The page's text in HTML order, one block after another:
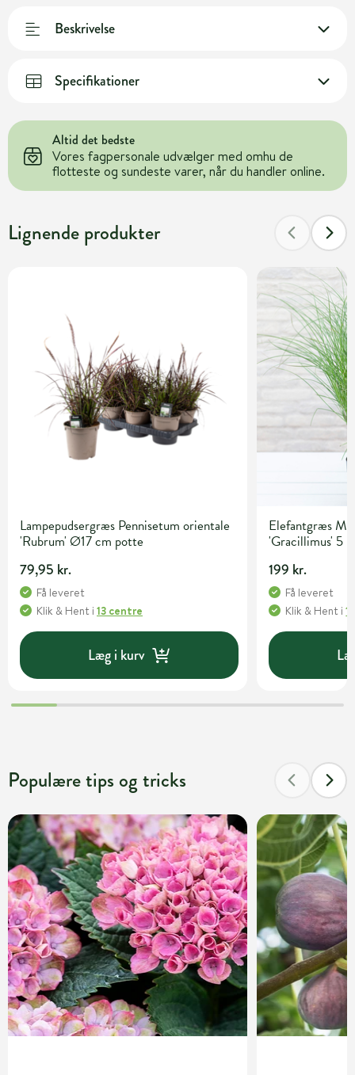
Beskrivelse
Specifikationer
Altid det bedste
Vores fagpersonale udvælger med omhu de
flotteste og sundeste varer, når du handler online.
Lignende produkter
Lampepudsergræs Pennisetum orientale
'Rubrum' Ø17 cm potte
79,95 kr.
Få leveret
Klik & Hent i 13 centre
Læg i kurv
Elefantgræs
'Gracillimus' 5
199 kr.
Få leveret
Klik & Hent i
Populære tips og tricks